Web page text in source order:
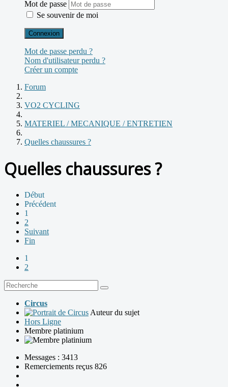
Mot de passe
Se souvenir de moi
Connexion
Mot de passe perdu ?
Nom d'utilisateur perdu ?
Créer un compte
Forum
VO2 CYCLING
MATERIEL / MECANIQUE / ENTRETIEN
Quelles chaussures ?
Quelles chaussures ?
Début
Précédent
1
2
Suivant
Fin
1
2
Circus
Auteur du sujet
Hors Ligne
Membre platinium
Messages : 3413
Remerciements reçus 826